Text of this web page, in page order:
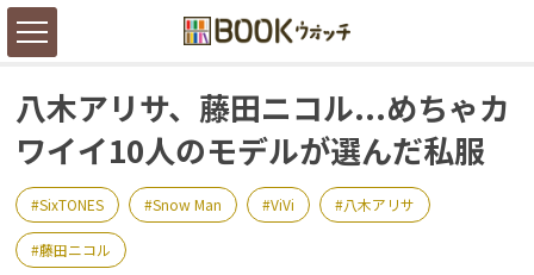
八木アリサ、藤田ニコル...めちゃカ
ワイイ10人のモデルが選んだ私服
SixTONES Snow Man ViVi 八木アリサ
藤田ニコル